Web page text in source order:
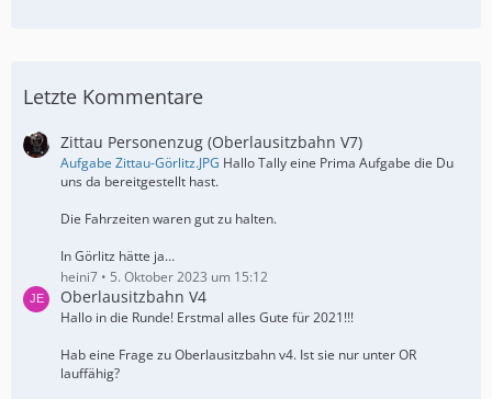
Letzte Kommentare
Zittau Personenzug (Oberlausitzbahn V7)
Aufgabe Zittau-Görlitz.JPG Hallo Tally eine Prima Aufgabe die Du
uns da bereitgestellt hast.
Die Fahrzeiten waren gut zu halten.
In Görlitz hätte ja…
heini7
5. Oktober 2023 um 15:12
Oberlausitzbahn V4
Hallo in die Runde! Erstmal alles Gute für 2021!!!
Hab eine Frage zu Oberlausitzbahn v4. Ist sie nur unter OR
lauffähig?